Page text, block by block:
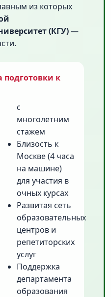
из которых
(КГУ)—
подготовки к
с
многолетним
стажем
Близость к
Москве (4 часа
на машине)
для участия в
очных курсах
Развитая сеть
образовательных
центров и
репетиторских
услуг
Поддержка
департамента
образования